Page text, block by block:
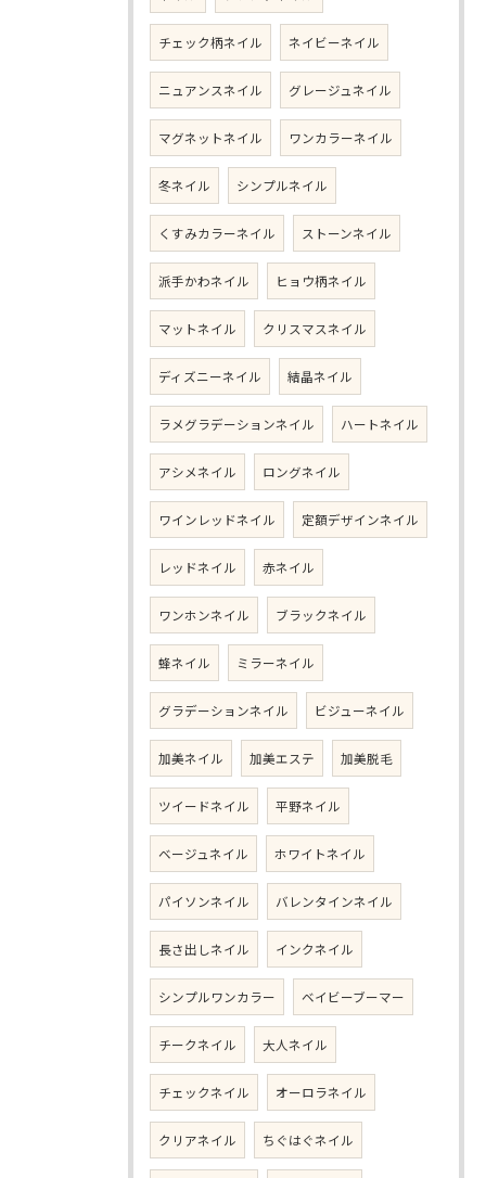
チェック柄ネイル ネイビーネイル
ニュアンスネイル グレージュネイル
マグネットネイル ワンカラーネイル
冬ネイル シンプルネイル
くすみカラーネイル ストーンネイル
派手かわネイル ヒョウ柄ネイル
マットネイル クリスマスネイル
ディズニーネイル 結晶ネイル
ラメグラデーションネイル ハートネイル
アシメネイル ロングネイル
ワインレッドネイル 定額デザインネイル
レッドネイル 赤ネイル
ワンホンネイル ブラックネイル
蜂ネイル ミラーネイル
グラデーションネイル ビジューネイル
加美ネイル 加美エステ 加美脱毛
ツイードネイル 平野ネイル
ベージュネイル ホワイトネイル
パイソンネイル バレンタインネイル
長さ出しネイル インクネイル
シンプルワンカラー ベイビーブーマー
チークネイル 大人ネイル
チェックネイル オーロラネイル
クリアネイル ちぐはぐネイル